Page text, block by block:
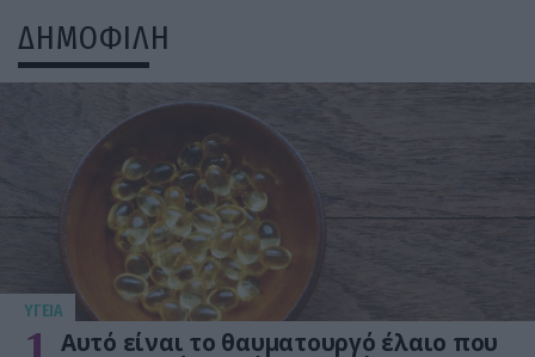
ΔΗΜΟΦΙΛΗ
ΥΓΕΙΑ
Αυτό είναι το θαυματουργό έλαιο που